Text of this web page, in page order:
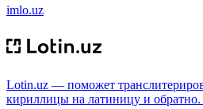
imlo.uz
Lotin.uz — поможет
кириллицы на латиницу и обратно.